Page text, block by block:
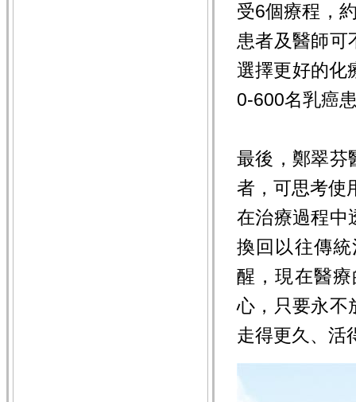
受6個療程，
患者及醫師可
選擇更好的化
0-600名乳癌
最後，鄭翠芬
者，可思考使
在治療過程中
換回以往傳
醒，現在醫
心，只要永不
走得更久、活